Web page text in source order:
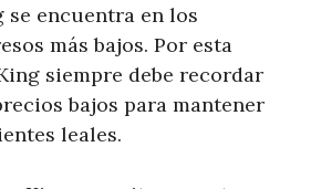
se encuentra en los
más bajos. Por esta
siempre debe recordar
bajos para mantener
leales.